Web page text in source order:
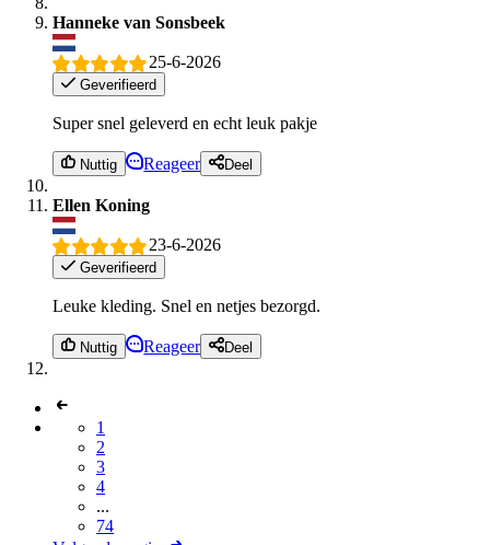
Hanneke van Sonsbeek
25-6-2026
Geverifieerd
Super snel geleverd en echt leuk pakje
Nuttig Reageer Deel
Ellen Koning
23-6-2026
Geverifieerd
Leuke kleding. Snel en netjes bezorgd.
Nuttig Reageer Deel
1
2
3
4
...
74